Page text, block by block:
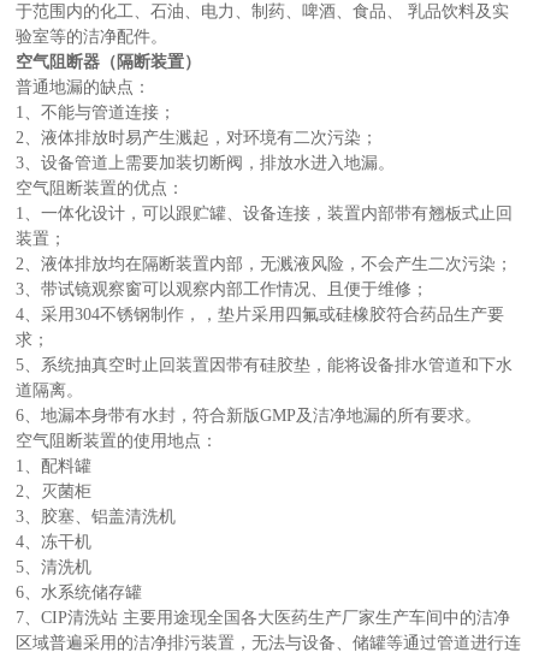
于范围内的化工、石油、电力、制药、啤酒、食品、 乳品饮料及实
验室等的洁净配件。
空气阻断器（隔断装置）
普通地漏的缺点：
1、不能与管道连接；
2、液体排放时易产生溅起，对环境有二次污染；
3、设备管道上需要加装切断阀，排放水进入地漏。
空气阻断装置的优点：
1、一体化设计，可以跟贮罐、设备连接，装置内部带有翘板式止回
装置；
2、液体排放均在隔断装置内部，无溅液风险，不会产生二次污染；
3、带试镜观察窗可以观察内部工作情况、且便于维修；
4、采用304不锈钢制作，，垫片采用四氟或硅橡胶符合药品生产要
求；
5、系统抽真空时止回装置因带有硅胶垫，能将设备排水管道和下水
道隔离。
6、地漏本身带有水封，符合新版GMP及洁净地漏的所有要求。
空气阻断装置的使用地点：
1、配料罐
2、灭菌柜
3、胶塞、铝盖清洗机
4、冻干机
5、清洗机
6、水系统储存罐
7、CIP清洗站 主要用途现全国各大医药生产厂家生产车间中的洁净
区域普遍采用的洁净排污装置，无法与设备、储罐等通过管道进行连